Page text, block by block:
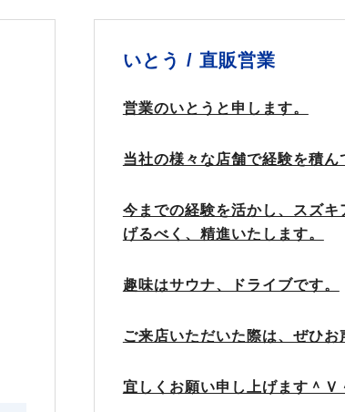
いとう / 直販営業
営業のいとうと申します。
当社の様々な店舗で経験を積ん
今までの経験を活かし、スズ
げるべく、精進いたします。
趣味はサウナ、ドライブです。
ご来店いただいた際は、ぜひお
宜しくお願い申し上げます＾Ｖ